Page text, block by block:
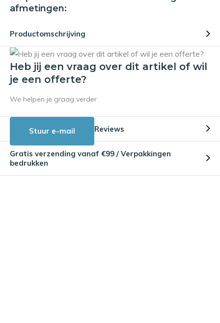
afmetingen:
Productomschrijving
Heb jij een vraag over dit artikel of wil
je een offerte?
We helpen je graag verder
Stuur e-mail Reviews
Gratis verzending vanaf €99 / Verpakkingen
bedrukken